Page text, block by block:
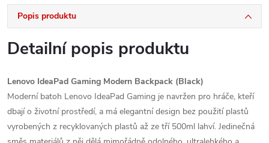
Popis produktu
Detailní popis produktu
Lenovo IdeaPad Gaming Modern Backpack (Black)
Moderní batoh Lenovo IdeaPad Gaming je navržen pro hráče, kteří
dbají o životní prostředí, a má elegantní design bez použití plastů
vyrobených z recyklovaných plastů až ze tří 500ml lahví. Jedinečná